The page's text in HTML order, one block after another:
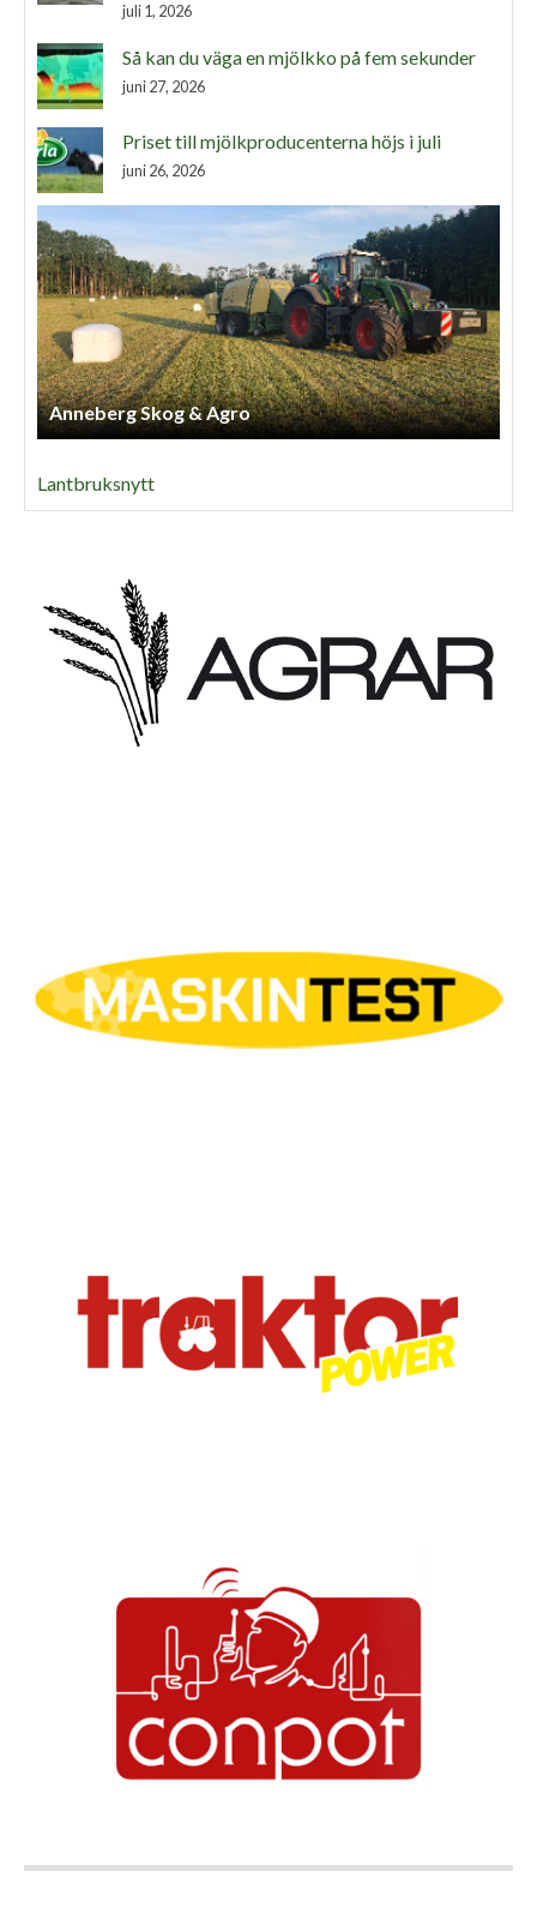
juli 1, 2026
Så kan du väga en mjölkko på fem sekunder
juni 27, 2026
Priset till mjölkproducenterna höjs i juli
juni 26, 2026
Anneberg Skog & Agro